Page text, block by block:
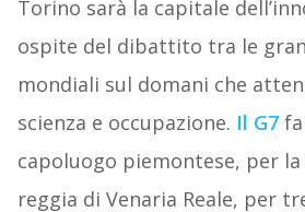
Torino sarà la capitale
ospite del dibattito tra le
mondiali sul domani che
scienza e occupazione. Il G7
capoluogo piemontese, per
reggia di Venaria Reale, per